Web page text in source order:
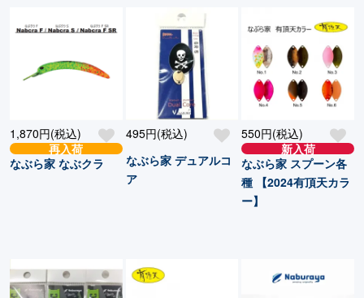
1,870円(税込)
再入荷
なぶら家 なぶクラ
495円(税込)
なぶら家 デュアルコ
ア
550円(税込)
新入荷
なぶら家 スプーン各
種 【2024有頂天カラ
ー】